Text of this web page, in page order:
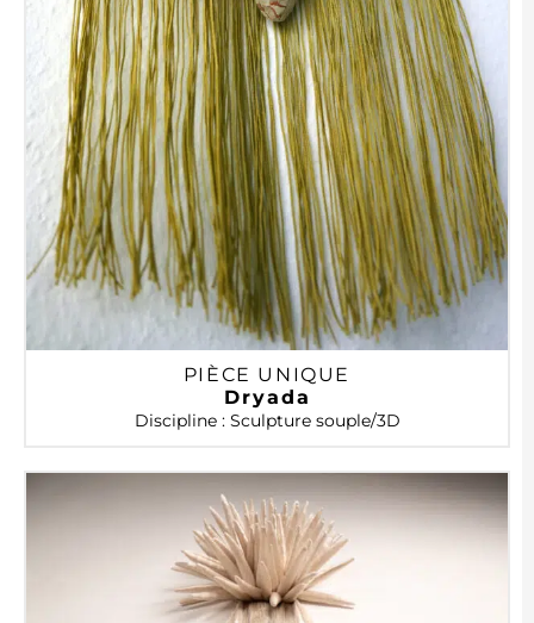
PIÈCE UNIQUE
Dryada
Discipline : Sculpture souple/3D